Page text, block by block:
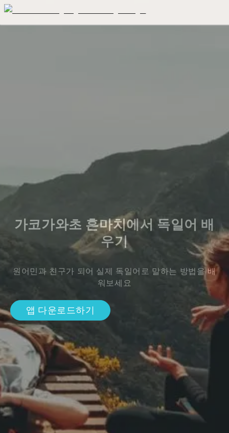
가코가와초 혼마치에서 독일어 배
우기
원어민과 친구가 되어 실제 독일어로 말하는 방법을 배
워보세요
앱 다운로드하기